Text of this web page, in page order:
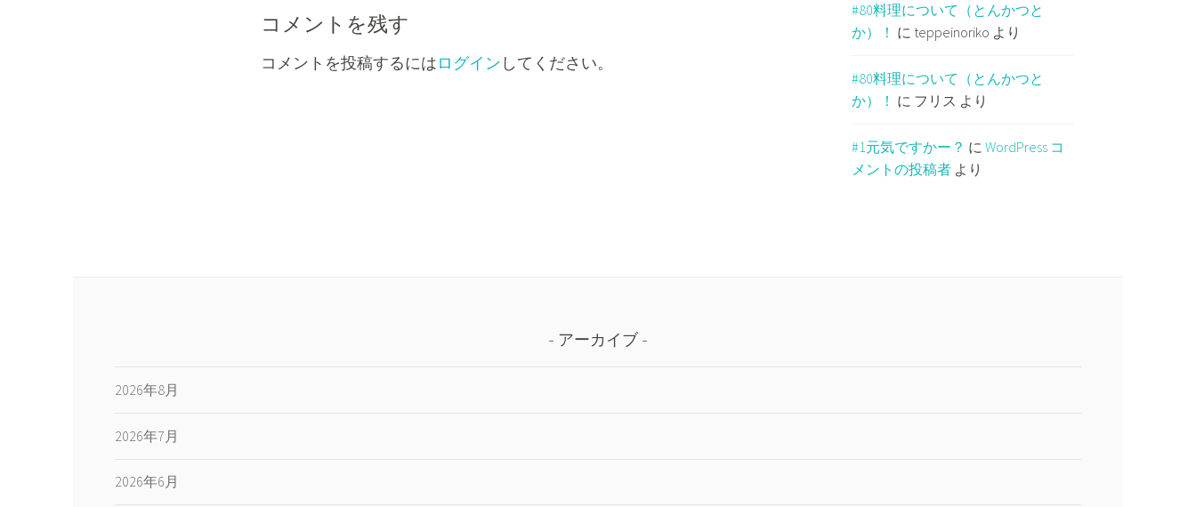
コメントを残す
コメントを投稿するにはログイン してください。
#80料理について（とんかつと
か）！ に teppeinoriko より
#80料理について（とんかつと
か）！ に フリス より
#1元気ですかー？ に WordPress コ
メントの投稿者 より
アーカイブ
2026年8月
2026年7月
2026年6月